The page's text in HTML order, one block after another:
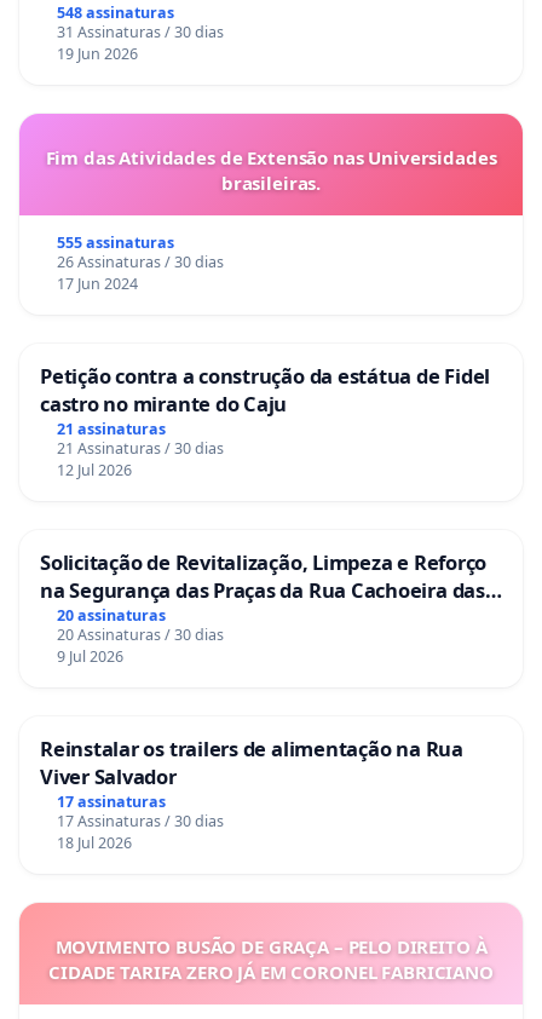
548 assinaturas
31 Assinaturas / 30 dias
19 Jun 2026
Fim das Atividades de Extensão nas Universidades
brasileiras.
555 assinaturas
26 Assinaturas / 30 dias
17 Jun 2024
Petição contra a construção da estátua de Fidel
castro no mirante do Caju
21 assinaturas
21 Assinaturas / 30 dias
12 Jul 2026
Solicitação de Revitalização, Limpeza e Reforço
na Segurança das Praças da Rua Cachoeira das
Sete Ilhas
20 assinaturas
20 Assinaturas / 30 dias
9 Jul 2026
Reinstalar os trailers de alimentação na Rua
Viver Salvador
17 assinaturas
17 Assinaturas / 30 dias
18 Jul 2026
MOVIMENTO BUSÃO DE GRAÇA – PELO DIREITO À
CIDADE TARIFA ZERO JÁ EM CORONEL FABRICIANO